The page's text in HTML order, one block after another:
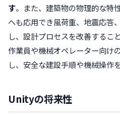
す。また、建築物の物理的な特
へも応用でき風荷重、地震応答
し、設計プロセスを改善するこ
作業員や機械オペレーター向け
し、安全な建設手順や機械操作
Unityの将来性